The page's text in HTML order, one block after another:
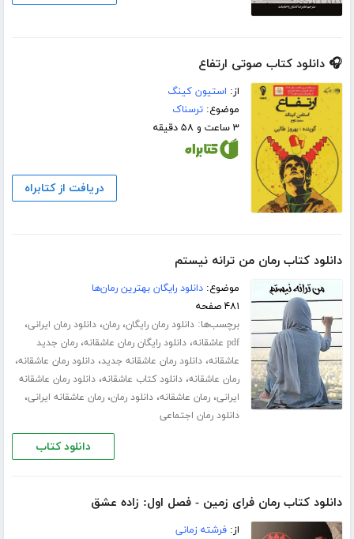
🎧 دانلود کتاب صوتی ارتفاع
از: استیون کینگ
موضوع:ترسناک
۳ ساعت و ۵۸ دقیقه
دریافت از کتابراه
دانلود کتاب رمان من ترانه نیستم
موضوع:دانلود رایگان بهترین رمان‌ها
۴۸۱ صفحه
برچسب‌ها:دانلود رمان رایگان،رمان،دانلود رمان ایرانی،
pdf عاشقانه ،دانلود رایگان رمان عاشقانه،رمان جدید
عاشقانه،دانلود رمان عاشقانه جدید،دانلود رمان عاشقانه،
رمان عاشقانه،دانلود کتاب عاشقانه،دانلود رمان عاشقانه
ایرانی،رمان عاشقانه،دانلود رمان،رمان عاشقانه ایرانی،
دانلود رمان اجتماعی
دانلود کتاب
دانلود کتاب رمان فرای زمین - فصل اول: زاده عشق
از:فرشته زمانی